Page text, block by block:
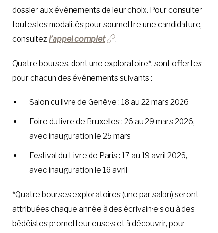
dossier aux événements de leur choix. Pour consulter
toutes les modalités pour soumettre une candidature,
consultez l’appel complet .
Quatre bourses, dont une exploratoire*, sont offertes
pour chacun des événements suivants :
Salon du livre de Genève : 18 au 22 mars 2026
Foire du livre de Bruxelles : 26 au 29 mars 2026,
avec inauguration le 25 mars
Festival du Livre de Paris : 17 au 19 avril 2026,
avec inauguration le 16 avril
*Quatre bourses exploratoires (une par salon) seront
attribuées chaque année à des écrivain·e·s ou à des
bédéistes prometteur·euse·s et à découvrir, pour